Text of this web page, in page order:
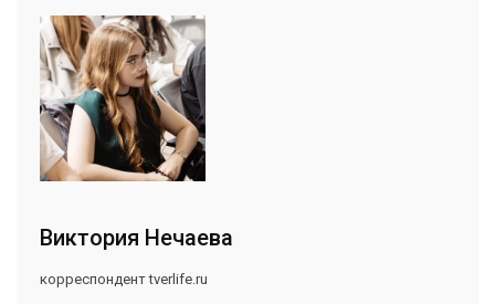
Виктория Нечаева
корреспондент tverlife.ru